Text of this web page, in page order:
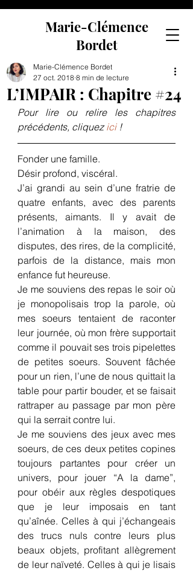
Marie-Clémence
Bordet
L’IMPAIR : Chapitre #24
Marie-Clémence Bordet
27 oct. 2018 8 min de lecture
Pour lire ou relire les chapitres
précédents, cliquez ici !
Fonder une famille.
Désir profond, viscéral.
J’ai grandi au sein d’une fratrie de
quatre enfants, avec des parents
présents, aimants. Il y avait de
l’animation à la maison, des
disputes, des rires, de la complicité,
parfois de la distance, mais mon
enfance fut heureuse.
Je me souviens des repas le soir où
je monopolisais trop la parole, où
mes soeurs tentaient de raconter
leur journée, où mon frère supportait
comme il pouvait ses trois pipelettes
de petites soeurs. Souvent fâchée
pour un rien, l’une de nous quittait la
table pour partir bouder, et se faisait
rattraper au passage par mon père
qui la serrait contre lui.
Je me souviens des jeux avec mes
soeurs, de ces deux petites copines
toujours partantes pour créer un
univers, pour jouer “A la dame”,
pour obéir aux règles despotiques
que je leur imposais en tant
qu’aînée. Celles à qui j’échangeais
des trucs nuls contre leurs plus
beaux objets, profitant allègrement
de leur naïveté. Celles à qui je lisais